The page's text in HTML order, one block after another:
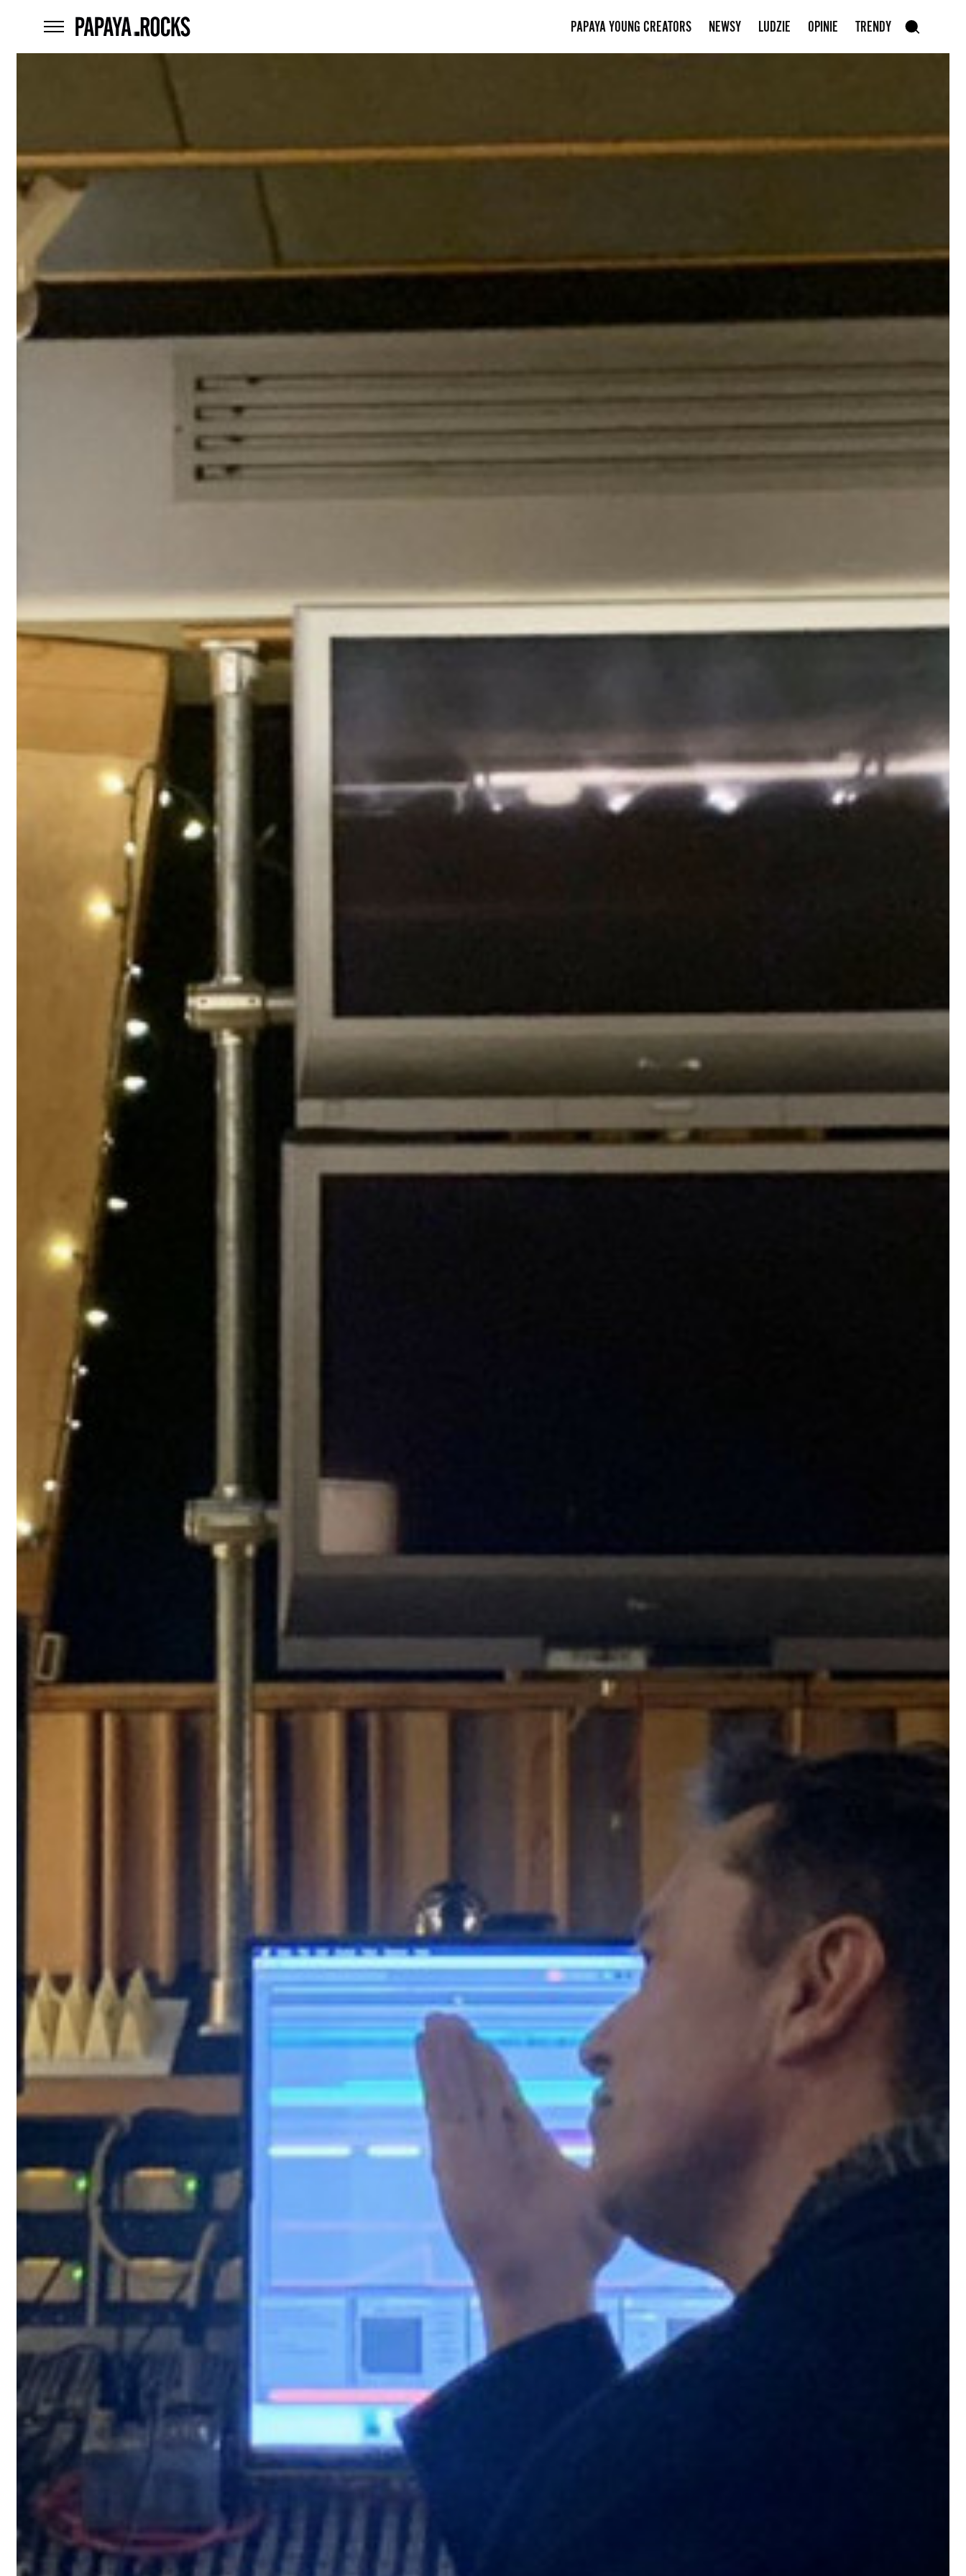
home PAPAYA YOUNG CREATORS NEWSY LUDZIE OPINIE TRENDY szukaj
szukaj
szukasz?
SZUKAJ